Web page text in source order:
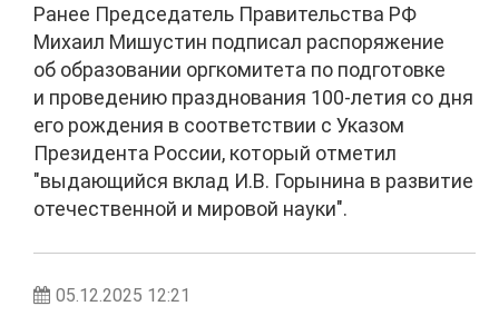
Ранее Председатель Правительства РФ
Михаил Мишустин подписал распоряжение
об образовании оргкомитета по подготовке
и проведению празднования 100-летия со дня
его рождения в соответствии с Указом
Президента России, который отметил
"выдающийся вклад И.В. Горынина в развитие
отечественной и мировой науки".
05.12.2025 12:21